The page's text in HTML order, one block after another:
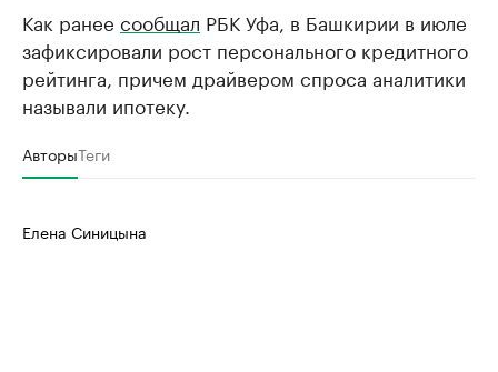
Как ранее сообщал РБК Уфа, в Башкирии в июле
зафиксировали рост персонального кредитного
рейтинга, причем драйвером спроса аналитики
называли ипотеку.
АвторыТеги
Елена Синицына